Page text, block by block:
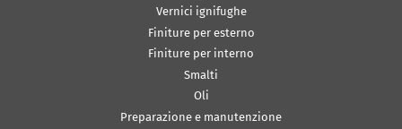
Vernici ignifughe
Finiture per esterno
Finiture per interno
Smalti
Oli
Preparazione e manutenzione